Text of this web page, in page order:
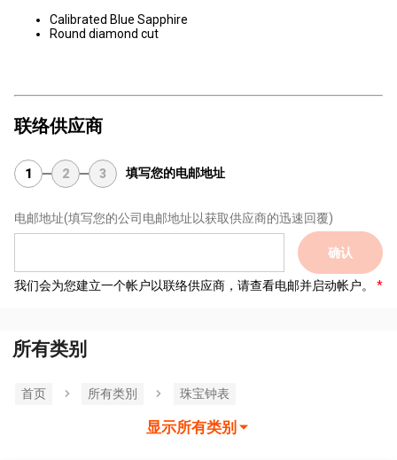
Calibrated Blue Sapphire
Round diamond cut
联络供应商
1 2 3 填写您的电邮地址
电邮地址(填写您的公司电邮地址以获取供应商的迅速回覆)
确认
我们会为您建立一个帐户以联络供应商，请查看电邮并启动帐户。
所有类别
首页 所有类別 珠宝钟表
显示所有类别